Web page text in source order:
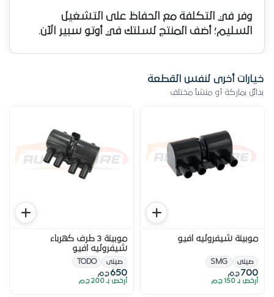
وفر في التكلفة مع الحفاظ على التشغيل
السليم؛ أضف المنتج لسلتك في أوتو سبير الآن.
خيارات أخرى لنفس القطعة
بدائل بماركة أو منشأ مختلف
موبينة شيفروليه افيو
صينى SMG
700 ج.م
أرخص بـ 150 ج.م
موبينة 3 طرف كهرباء
شيفروليه افيو
صينى TODO
650ج.م
أرخص بـ 200 ج.م